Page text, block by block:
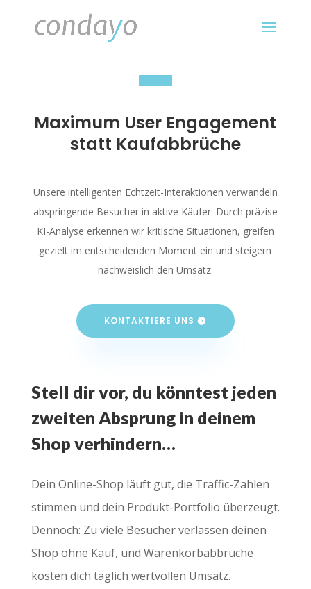
Maximum User Engagement
statt Kaufabbrüche
Unsere intelligenten Echtzeit-Interaktionen verwandeln
abspringende Besucher in aktive Käufer. Durch präzise
KI-Analyse erkennen wir kritische Situationen, greifen
gezielt im entscheidenden Moment ein und steigern
nachweislich den Umsatz.
KONTAKTIERE UNS
Stell dir vor, du könntest jeden
zweiten Absprung in deinem
Shop verhindern…
Dein Online-Shop läuft gut, die Traffic-Zahlen
stimmen und dein Produkt-Portfolio überzeugt.
Dennoch: Zu viele Besucher verlassen deinen
Shop ohne Kauf, und Warenkorbabbrüche
kosten dich täglich wertvollen Umsatz.